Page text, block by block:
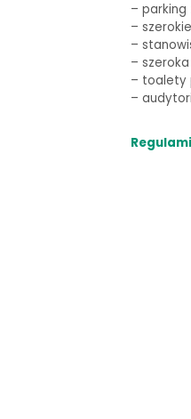
– parking
–
–
–
– toalety
–